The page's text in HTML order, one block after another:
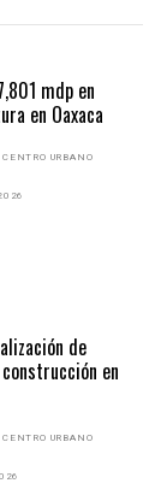
mdp en
en Oaxaca
URBANO
de
en
URBANO